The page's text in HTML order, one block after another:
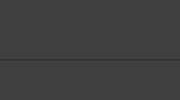
natur og by.